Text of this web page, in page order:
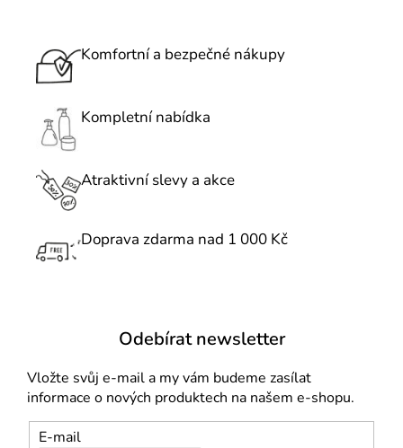
á
c
r
y
i
s
u
Komfortní a bezpečné nákupy
Kompletní nabídka
Atraktivní slevy a akce
Doprava zdarma nad 1 000 Kč
Odebírat newsletter
Vložte svůj e-mail a my vám budeme zasílat
informace o nových produktech na našem e-shopu.
E-mail